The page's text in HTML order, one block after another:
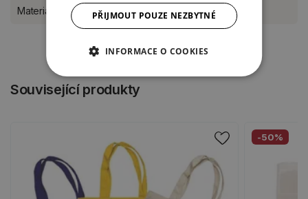
Materiál plast
Související produkty
-50%
PŘIJMOUT POUZE NEZBYTNÉ
INFORMACE O COOKIES